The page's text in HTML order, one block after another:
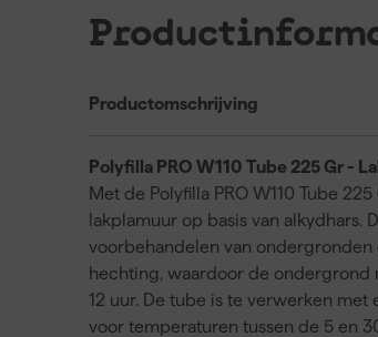
Productomschrijving
Polyfilla PRO W110 Tube 225 Gr -
Met de Polyfilla PRO W110 Tube
lakplamuur op basis van
voorbehandelen van ondergronden
hechting, waardoor de ondergrond
12 uur. De tube is te verwerken
voor temperaturen tussen de 5 en